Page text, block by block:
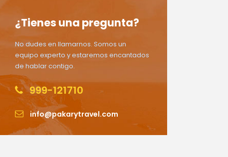
¿Tienes una pregunta?
No dudes en llamarnos. Somos un
equipo experto y estaremos encantados
de hablar contigo.
999-121710
info@pakarytravel.com